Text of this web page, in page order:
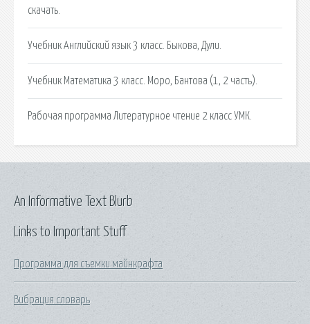
скачать.
Учебник Английский язык 3 класс. Быкова, Дули.
Учебник Математика 3 класс. Моро, Бантова (1, 2 часть).
Рабочая программа Литературное чтение 2 класс УМК.
Links to Important Stuff
Программа для съемки майнкрафта
Вибрация словарь
An Informative Text Blurb